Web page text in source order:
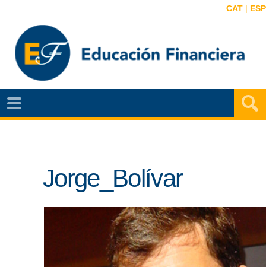
CAT | ESP
NOTÍCIAS
EF
MAPA
AGENDA
PUBLICACIONES
Jorge_Bolívar